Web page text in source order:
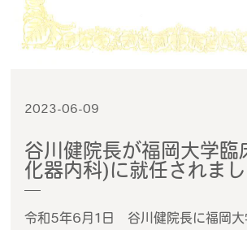
2023-06-09
谷川健院長が福岡大学臨
化器内科)に就任されま
令和5年6月1日 谷川健院長に福岡大